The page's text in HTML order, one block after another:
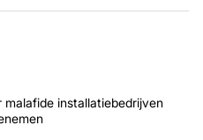
malafide installatiebedrijven